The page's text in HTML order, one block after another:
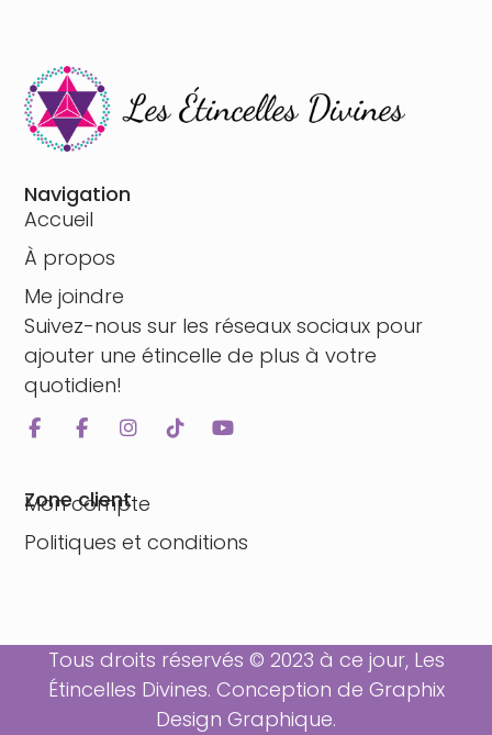
Zone client
Mon compte
Politiques et conditions
Navigation
Accueil
À propos
Me joindre
Suivez-nous sur les réseaux sociaux pour
ajouter une étincelle de plus à votre
quotidien!
Tous droits réservés © 2023 à ce jour, Les
Étincelles Divines. Conception de Graphix
Design Graphique.